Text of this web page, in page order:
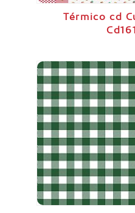
Térmico cd